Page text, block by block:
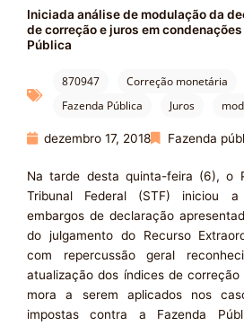
Iniciada análise de modulação da
de correção e juros em
Pública
870947 Correção monetária
Fazenda Pública
Juros
dezembro 17, 2018 Fazenda
Na tarde desta quinta-feira (6), o
Tribunal Federal (STF) iniciou
embargos de declaração
do julgamento do Recurso
com repercussão geral
atualização dos índices de
mora a serem aplicados nos
impostas contra a Fazenda